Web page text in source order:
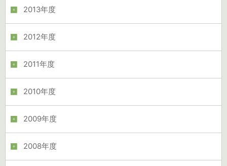
2013年度
2012年度
2011年度
2010年度
2009年度
2008年度